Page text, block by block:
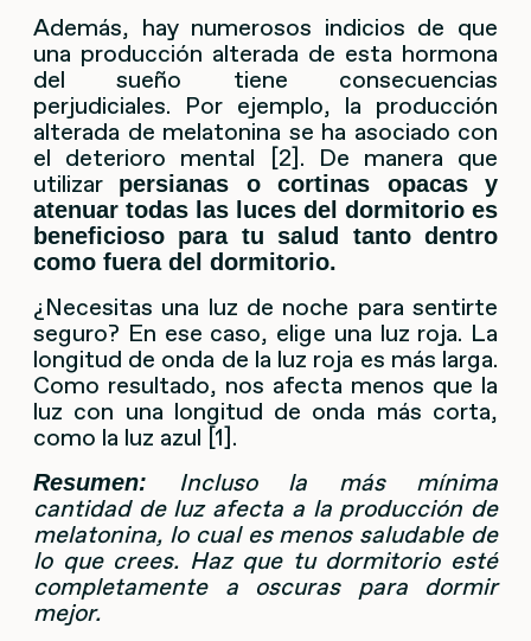
Además, hay numerosos indicios de que
una producción alterada de esta hormona
del sueño tiene consecuencias
perjudiciales. Por ejemplo, la producción
alterada de melatonina se ha asociado con
el deterioro mental [2]. De manera que
utilizar
persianas o cortinas opacas y
atenuar todas las luces del dormitorio es
beneficioso para tu salud tanto dentro
como fuera del dormitorio.
¿Necesitas una luz de noche para sentirte
seguro? En ese caso, elige una luz roja. La
longitud de onda de la luz roja es más larga.
Como resultado, nos afecta menos que la
luz con una longitud de onda más corta,
como la luz azul [1].
Resumen: Incluso la más mínima
cantidad de luz afecta a la producción de
melatonina, lo cual es menos saludable de
lo que crees. Haz que tu dormitorio esté
completamente a oscuras para dormir
mejor.